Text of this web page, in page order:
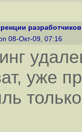
08-Окт-09, 07:16
уже
только